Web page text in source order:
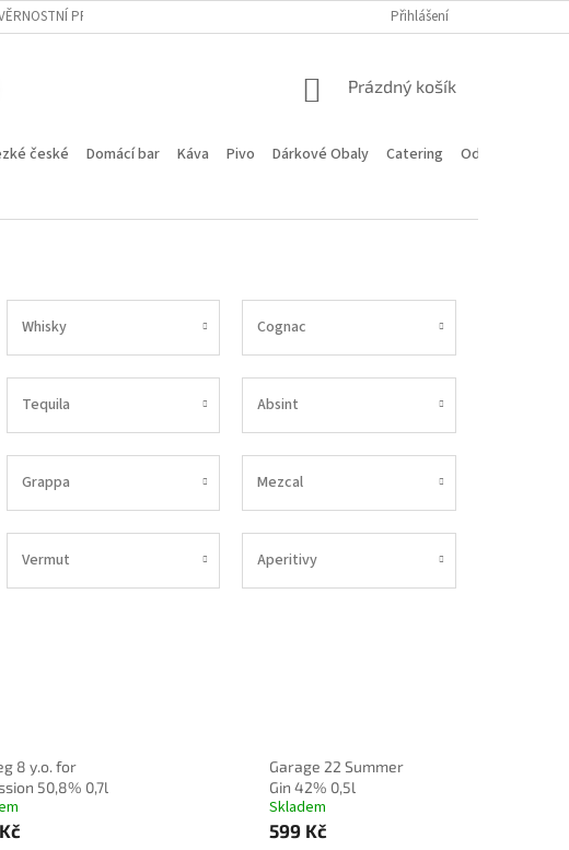
PROGRAM HODNOCENÍ OBCHODU
Přihlášení
NÁKUPNÍ
Prázdný košík
české Domácí bar Káva Pivo Dárkové Obaly Catering
Odstoupení od
Whisky Cognac
Tequila Absint
Grappa Mezcal
Vermut Aperitivy
8 y.o. for
50,8% 0,7l
Garage 22 Summer
Gin 42% 0,5l
Skladem
599 Kč